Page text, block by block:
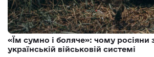
«Їм сумно і боляче»: чому росіяни
українській військовій системі